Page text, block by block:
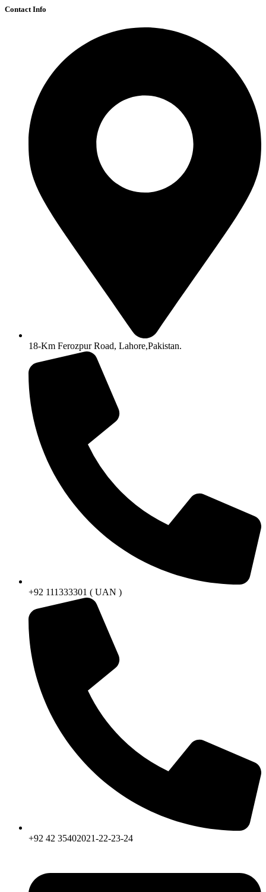
Contact Info
18-Km Ferozpur Road, Lahore,Pakistan.
+92 111333301 ( UAN )
+92 42 35402021-22-23-24